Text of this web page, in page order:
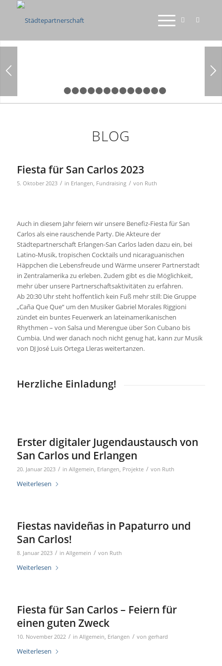
1 2 3 4 5 6 7 8 1314
BLOG
Fiesta für San Carlos 2023
5. Oktober 2023 / in Erlangen, Fundraising / von Ruth
Auch in diesem Jahr feiern wir unsere Benefiz-Fiesta für San
Carlos als eine rauschende Party. Die Akteure der
Städtepartnerschaft Erlangen-San Carlos laden dazu ein, bei
Latino-Musik, tropischen Cocktails und nicaraguanischen
Häppchen die Lebensfreude und Wärme unserer Partnerstadt
in Zentralamerika zu erleben. Zudem gibt es die Möglichkeit,
mehr über unsere Partnerschaftsaktivitäten zu erfahren.
Ab 20:30 Uhr steht hoffentlich kein Fuß mehr still: Die Gruppe
„Caña Que Que“ um den Musiker Gabriel Morales Riggioni
zündet ein buntes Feuerwerk an lateinamerikanischen
Rhythmen – von Salsa und Merengue über Son Cubano bis
Cumbia. Und wer danach noch nicht genug hat, kann zur Musik
von DJ José Luis Ortega Lleras weitertanzen.
Herzliche Einladung!
Erster digitaler Jugendaustausch von
San Carlos und Erlangen
20. Januar 2023 / in Allgemein, Erlangen, Projekte / von Ruth
Weiterlesen
Fiestas navideñas in Papaturro und
San Carlos!
8. Januar 2023 / in Allgemein / von Ruth
Weiterlesen
Fiesta für San Carlos – Feiern für
einen guten Zweck
10. November 2022 / in Allgemein, Erlangen / von gerhard
Weiterlesen